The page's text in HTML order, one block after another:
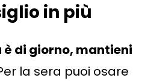
in più
è di giorno, mantieni
la sera puoi osare